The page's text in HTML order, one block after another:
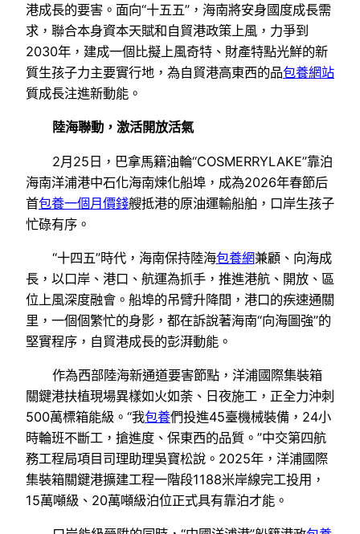
港成長的要害。面向“十五五”，海南將安身國度成長需
求，聯合本身資本天賦和自貿港政策上風，力爭到
2030年，建成一個比擬上風奇特、財產特點光鮮的新
質生孩子力主要實行地，為自貿港高東西的品包養網站
質成長注進新動能。
陸海聯動，激活開放活氣
2月25日，巴拿馬籍油輪“COSMERRYLAKE”靠泊
海南洋浦港中石化海南煉化船埠，成為2026年春節后
首包養一個月價錢艘抵港的原油運輸船舶，口岸生孩子
忙碌有序。
“十四五”時代，海南保持陸海包養網兼顧、向海成
長，以口岸、港口、航運為抓手，推進港航、開放、區
位上風深度融會。船埠的吊臂升降間，港口的疾速通關
里，一個個繁忙的身影，都在訴說著海南“向海圖強”的
堅實程序，自貿港成長的彭湃動能。
作為西部陸海新通道要害節點，洋浦國際集裝箱
關鍵港扶植現場異樣如火如荼、日夜施工，正全力沖刺
500萬標箱能級。“我包養們投進45臺機械裝備，24小
時輪班不斷工，搶進度、保東西的品質。”中交第四航
務工程局項目司理助理吳寶松說。2025年，洋浦國際
集裝箱關鍵港擴建工程一階段1188米岸線完工投用，
15萬噸級、20萬噸級泊位正式具有靠泊才能。